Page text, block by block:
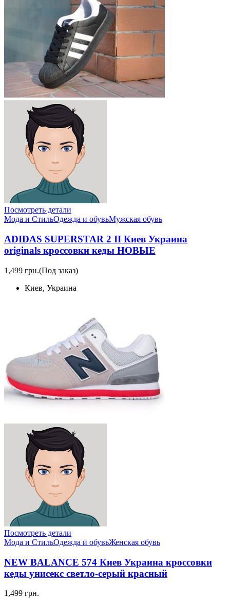
Посмотреть детали
Мода и СтильОдежда и обувьМужская обувь
ADIDAS SUPERSTAR 2 II Киев Украина
originals кроссовки кеды НОВЫЕ
1,499 грн.(Под заказ)
Киев, Украина
Посмотреть детали
Мода и СтильОдежда и обувьЖенская обувь
NEW BALANCE 574 Киев Украина кроссовки
кеды унисекс светло-серый красный
1,499 грн.